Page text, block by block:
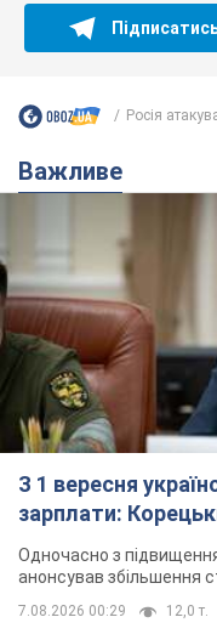
З 1 вересня
зарплати:
Одночасно з
анонсував збільшення
7.08.2026 00:29
Скільки
українська ППО
Міноборони
ракет-перехоплювачів